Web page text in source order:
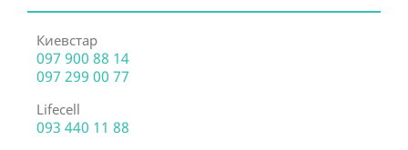
Киевстар
097 900 88 14
097 299 00 77
Lifecell
093 440 11 88